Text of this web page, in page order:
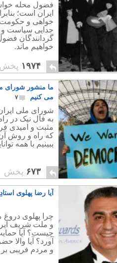
فضول محله
ایران است؛
خواهی و حکومت
جدایی سیاست و
گردانندگان
خواهیم ماند.
۱۹۷۴ پخش
ما منشور شورای
می کنیم
۷
شورای ملی
به فال نیک در
مثبت و امیدی
که راه و روش
ببینیم با همه
۶۷۳ پخش
آیا رضا پهلوی
چرا پهلوی دروغ
و ملت شریف
چیست؟ آیا
آورد؟ آیا والا
و مردم فریبی